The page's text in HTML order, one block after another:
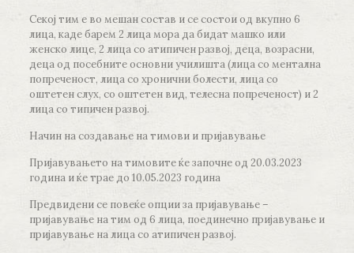
Секој тим е во мешан состав и се состои од вкупно 6
лица, каде барем 2 лица мора да бидат машко или
женско лице, 2 лица со атипичен развој, деца, возрасни,
деца од посебните основни училишта (лица со ментална
попреченост, лица со хронични болести, лица со
оштетен слух, со оштетен вид, телесна попреченост) и 2
лица со типичен развој.
Начин на создавање на тимови и пријавување
Пријавувањето на тимовите ќе започне од 20.03.2023
година и ќе трае до 10.05.2023 година
Предвидени се повеќе опции за пријавување –
пријавување на тим од 6 лица, поединечно пријавување и
пријавување на лица со атипичен развој.